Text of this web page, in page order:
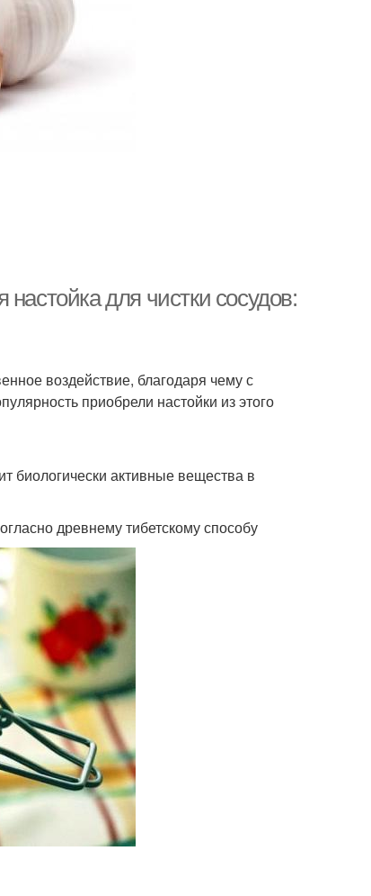
настойка для чистки сосудов:
воздействие, благодаря чему с
приобрели настойки из этого
биологически активные вещества в
древнему тибетскому способу